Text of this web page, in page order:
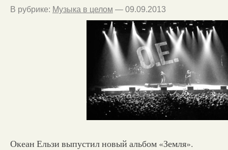
В рубрике: Музыка в целом — 09.09.2013
Океан Ельзи выпустил новый альбом «Земля».